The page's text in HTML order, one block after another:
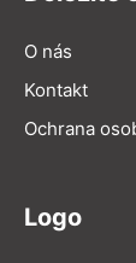
O nás
Kontakt
Ochrana
Logo